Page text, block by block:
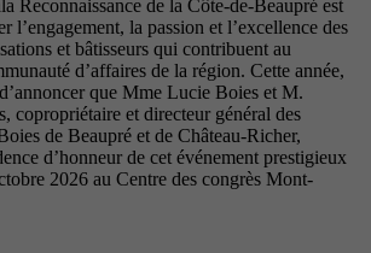
Reconnaissance de la Côte-de-Beaupré est
l’engagement, la passion et l’excellence des
et bâtisseurs qui contribuent au
d’affaires de la région. Cette année,
que Mme Lucie Boies et M.
copropriétaire et directeur général des
de Beaupré et de Château-Richer,
d’honneur de cet événement prestigieux
2026 au Centre des congrès Mont-